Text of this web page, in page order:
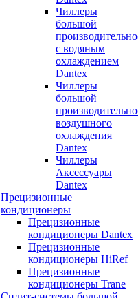
Чиллеры
большой
с водяным
охлаждением
Dantex
Чиллеры
большой
воздушного
охлаждения
Dantex
Чиллеры
Аксессуары
Dantex
Прецизионные
кондиционеры
Прецизионные
кондиционеры Dantex
Прецизионные
кондиционеры HiRef
Прецизионные
кондиционеры Trane